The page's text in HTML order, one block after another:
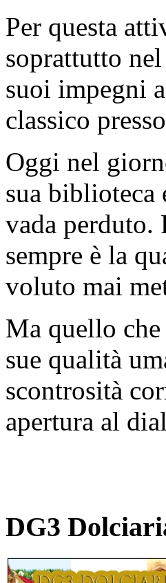
Per questa
soprattutto
suoi impegni
classico
Oggi nel
sua biblioteca
vada perduto.
sempre è la
voluto mai
Ma quello
sue qualità
scontrosità
apertura al
DG3